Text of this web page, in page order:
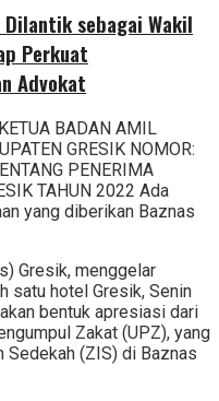
Dilantik sebagai Wakil
Perkuat
Advokat
BADAN AMIL
GRESIK NOMOR:
PENERIMA
TAHUN 2022 Ada
yang diberikan Baznas
Gresik, menggelar
satu hotel Gresik, Senin
bentuk apresiasi dari
Zakat (UPZ), yang
Sedekah (ZIS) di Baznas